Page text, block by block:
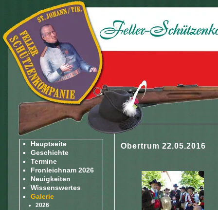
Hauptseite
Geschichte
Termine
Fronleichnam 2026
Neuigkeiten
Wissenswertes
Galerie
2026
Obertrum 22.05.2016